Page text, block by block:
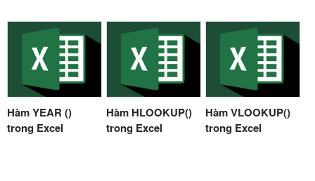
Hàm YEAR ()
trong Excel
Hàm HLOOKUP()
trong Excel
Hàm VLOOKUP()
trong Excel